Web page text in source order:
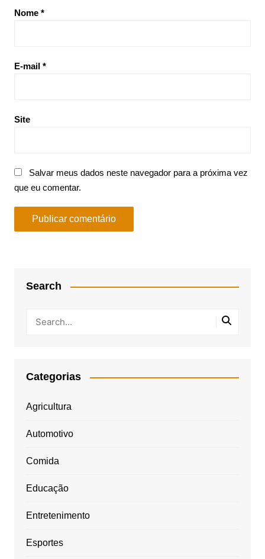
Nome *
E-mail *
Site
Salvar meus dados neste navegador para a próxima vez
que eu comentar.
Search
Categorias
Agricultura
Automotivo
Comida
Educação
Entretenimento
Esportes